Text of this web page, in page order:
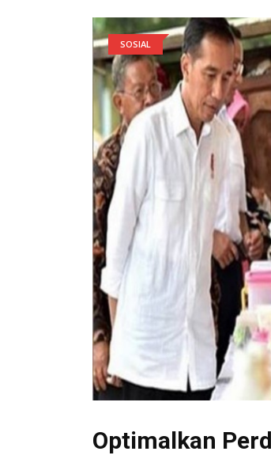
SOSIAL
Optimalkan